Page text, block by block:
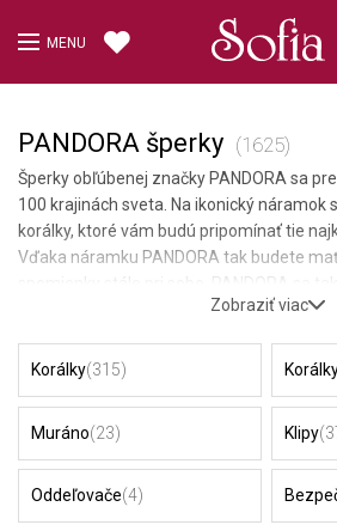
MENU
PANDORA šperky (1625)
Šperky obľúbenej značky PANDORA sa
100 krajinách sveta. Na ikonický náramok
korálky, ktoré vám budú pripomínať tie
Vďaka náramku PANDORA tak budete
spomienky stále pri sebe. PANDORA sa
jedinečným osobným šperkomZobraziť viac
Korálky(315)
Muráno(23) Klipy
Oddeľovače(4)